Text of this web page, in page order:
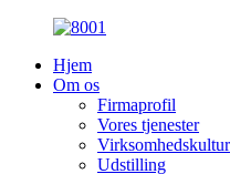
Hjem
Om os
Firmaprofil
Vores tjenester
Virksomhedskultur
Udstilling